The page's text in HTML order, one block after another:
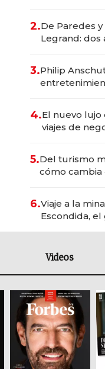
2.De Paredes
Legrand:
3.Philip
4.El nuevo
viajes de
5.Del turismo
cómo cambia
6.Viaje a la
Escondida,
Videos